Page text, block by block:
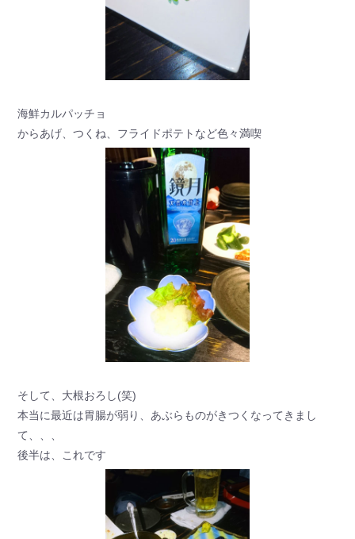
海鮮カルパッチョ
からあげ、つくね、フライドポテトなど色々満喫
そして、大根おろし(笑)
本当に最近は胃腸が弱り、あぶらものがきつくなってきまし
て、、、
後半は、これです